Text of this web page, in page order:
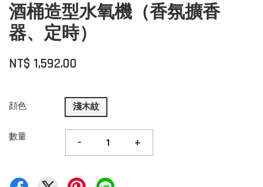
酒桶造型水氧機（香氛擴香
器、定時）
NT$ 1,592.00
顔色 淺木紋
數量 - +